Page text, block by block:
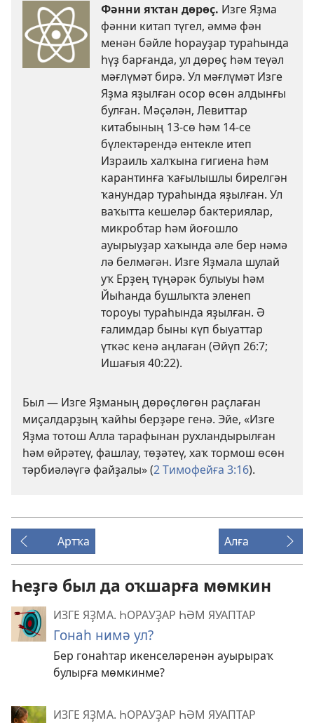
Фәнни яҡтан дөрөҫ. Изге Яҙма
фәнни китап түгел, әммә фән
менән бәйле һорауҙар тураһында
һүҙ барғанда, ул дөрөҫ һәм теүәл
мәғлүмәт бирә. Ул мәғлүмәт Изге
Яҙма яҙылған осор өсөн алдынғы
булған. Мәҫәлән, Левиттар
китабының 13-сө һәм 14-се
бүлектәрендәентекле итеп
Израиль халҡына гигиена һәм
карантинға ҡағылышлы бирелгән
ҡанундар тураһында яҙылған. Ул
ваҡытта кешеләр бактериялар,
микробтар һәм йоғошло
ауырыуҙар хаҡында әле бер нәмә
лә белмәгән. Изге Яҙмала шулай
уҡ Ерҙең түңәрәк булыуы һәм
Йыһанда бушлыҡта эленеп
тороуы тураһында яҙылған. Ә
ғалимдар быны күп быуаттар
үткәс кенә аңлаған (Әйүп 26:7;
Ишағыя 40:22).
Был — Изге Яҙманың дөрөҫлөгөн раҫлаған
миҫалдарҙың ҡайһы берҙәре генә. Эйе, «Изге
Яҙма тотош Алла тарафынан рухландырылған
һәм өйрәтеү, фашлау, төҙәтеү, хаҡ тормош өсөн
тәрбиәләүгә файҙалы» (2 Тимофейға 3:16).
Артҡа Алға
Һеҙгә был да оҡшарға мөмкин
ИЗГЕ ЯҘМА. ҺОРАУҘАР ҺӘМ ЯУАПТАР
Гонаһ нимә ул?
Бер гонаһтар икенселәренән ауырыраҡ
булырға мөмкинме?
ИЗГЕ ЯҘМА. ҺОРАУҘАР ҺӘМ ЯУАПТАР